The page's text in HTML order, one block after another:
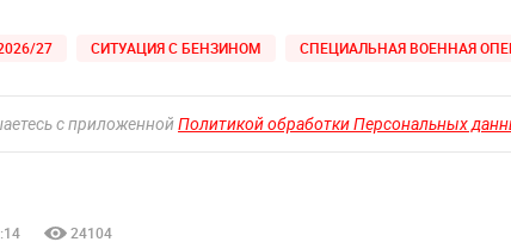
27 СИТУАЦИЯ С БЕНЗИНОМ СПЕЦИАЛЬНАЯ ВОЕННАЯ
с приложеннойПолитикой обработки Персональных
24104